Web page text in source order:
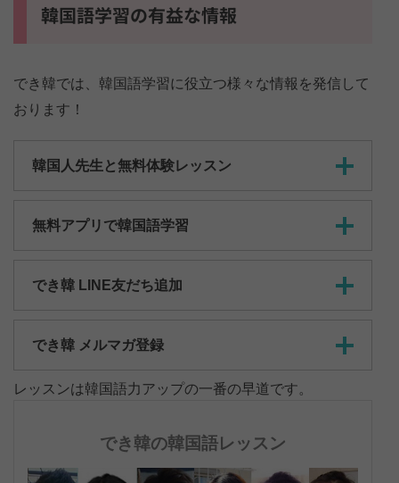
韓国語学習の有益な情報
でき韓では、韓国語学習に役立つ様々な情報を発信して
おります！
韓国人先生と無料体験レッスン
無料アプリで韓国語学習
でき韓 LINE友だち追加
でき韓 メルマガ登録
レッスンは韓国語力アップの一番の早道です。
でき韓の韓国語レッスン